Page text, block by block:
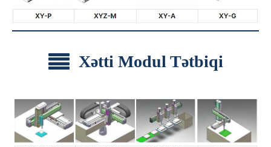
Xətti Modul Tətbiqi